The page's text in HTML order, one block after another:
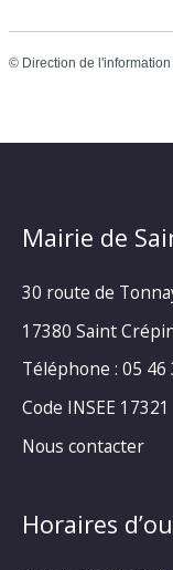
© Direction de
Mairie de
30 route de
17380 Saint
Téléphone : 05 46
Code INSEE 17321
Nous contacter
Horaires